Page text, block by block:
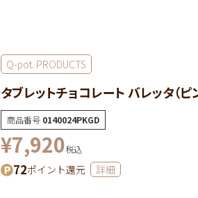
Q-pot. PRODUCTS
タブレットチョコレート バレッタ（ピ
商品番号 0140024PKGD
¥7,920税込
72ポイント還元 詳細